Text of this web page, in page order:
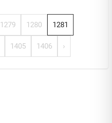
1279 1280 1281
1405 1406 ›